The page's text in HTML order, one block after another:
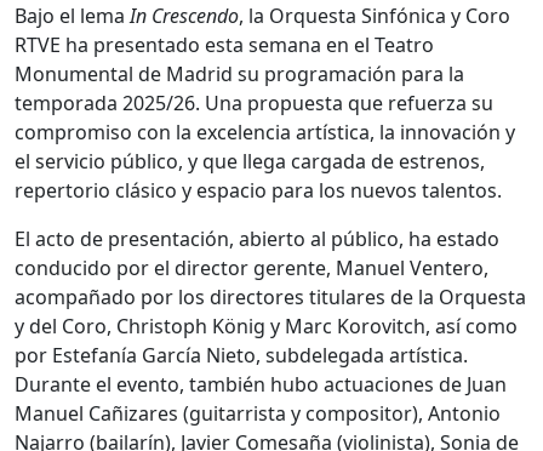
Bajo el lemaIn Crescendo, la Orquesta Sinfónica y Coro
RTVE ha presentado esta semana en el Teatro
Monumental de Madrid su programación para la
temporada 2025/26. Una propuesta que refuerza su
compromiso con la excelencia artística, la innovación y
el servicio público, y que llega cargada de estrenos,
repertorio clásico y espacio para los nuevos talentos.
El acto de presentación, abierto al público, ha estado
conducido por el director gerente, Manuel Ventero,
acompañado por los directores titulares de la Orquesta
y del Coro, Christoph König y Marc Korovitch, así como
por Estefanía García Nieto, subdelegada artística.
Durante el evento, también hubo actuaciones de Juan
Manuel Cañizares (guitarrista y compositor), Antonio
Najarro (bailarín), Javier Comesaña (violinista), Sonia de